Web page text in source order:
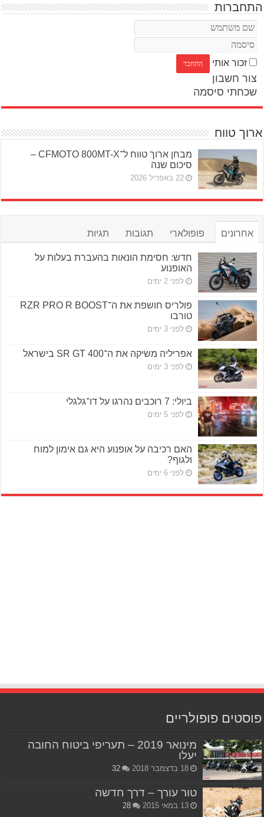
התחברות
זכור אותי
צור חשבון
שכחתי סיסמה
ארוך טווח
מבחן ארוך טווח ל־CFMOTO 800MT-X –
סיכום שנה
22 באפריל 2026
אחרונים פופולארי תגובות תגיות
חדש: חסימת הונאות בהעברת בעלות על
האופנוע
לפני 2 ימים
פולריס חושפת את ה־RZR PRO R BOOST
טורבו
לפני 3 ימים
אפריליה משיקה את ה־SR GT 400 בישראל
לפני 3 ימים
ביולי: 7 רוכבים נהרגו על דו־גלגלי
לפני 5 ימים
האם רכיבה על אופנוע היא גם אימון למוח
ולגוף?
לפני 6 ימים
פוסטים פופולריים
מינואר 2019 – תעריפי ביטוח החובה
יעלו
18 בדצמבר 2018 32
טור עורך – דרך חדשה
13 במאי 2015 28